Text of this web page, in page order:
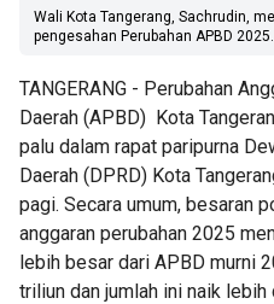
Wali Kota Tangerang, Sachrudin,
pengesahan Perubahan APBD 2025.
TANGERANG - Perubahan
Daerah (APBD) Kota
palu dalam rapat paripurna
Daerah (DPRD) Kota
pagi. Secara umum, besaran
anggaran perubahan 2025
lebih besar dari APBD murni
triliun dan jumlah ini naik lebih